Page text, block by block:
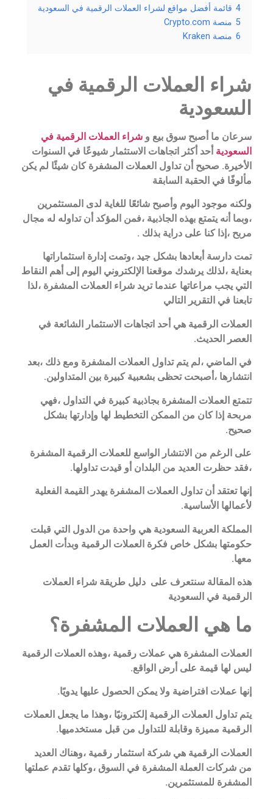
4 قائمة أفضل مواقع لشراء العملات الرقمية في السعودية
5 منصة Crypto.com
6 منصة Kraken
شراء العملات الرقمية في
السعودية
سرعان ما أصبح سوق بيع و شراء العملات الرقمية في
السعودية أحد أكثر اتجاهات الاستثمار شيوعًا في السنوات
الأخيرة. صحيح أن تداول العملات المشفرة كان شيئًا لم يكن
مألوفًا في الحقبة السابقة
ولكنه موجود اليوم وأصبح شائعًا للغاية لدى المستثمرين
،وبما أنه يتمتع بهذه الجاذبية ،فمن المؤكد أن تداوله له مجال
مربح ،إذا كنا على دراية بذلك .
تمت دارسة أبعادها بشكل جيد ،وتمت إدارة استثماراتها
بعناية ،لذلك يرشدك موقعنا الإلكتروني اليوم إلى أهم النقاط
التي يجب مراعاتها عندما تريد شراء العملات المشفرة ،لذا
تابعنا في التقرير التالي
العملات الرقمية هي أحد اتجاهات الاستثمار الشائعة في
العصر الحديث.
في الماضي ،لم يتم تداول العملات المشفرة ومع ذلك ،بعد
انتشارها ،أصبحت تحظى بشعبية كبيرة بين المتداولين.
تتمتع العملات المشفرة بجاذبية كبيرة في التداول ،فهي
مربحة إذا كان من الممكن التخطيط لها وإدارتها بشكل
صحيح.
على الرغم من الانتشار الواسع للعملات الرقمية المشفرة
،فقد حظرت العديد من البلدان أو قيدت تداولها.
إنها تعتقد أن تداول العملات المشفرة يهدر القيمة الفعلية
لأعمالها الأساسية.
المملكة العربية السعودية هي واحدة من الدول التي قبلت
حكومتها بشكل خاص فكرة العملات الرقمية وبدأت العمل
معها.
هذه المقالة سنتعرف على دليل طريقة شراء العملات
الرقمية في السعودية
ما هي العملات المشفرة؟
العملات المشفرة هي عملات رقمية ،وهذه العملات الرقمية
ليس لها قيمة على أرض الواقع.
إنها عملات افتراضية ولا يمكن الحصول عليها يدويًا.
يتم تداول العملات الرقمية إلكترونيًا ،وهذا ما يجعل العملات
الرقمية مميزة وقابلة للتداول من قبل مستخدميها.
العملات الرقمية هي شركة استثمار رقمية ،وهناك العديد
من شركات العملة المشفرة في السوق ،وكلها تقدم عملتها
المشفرة للمستثمرين.